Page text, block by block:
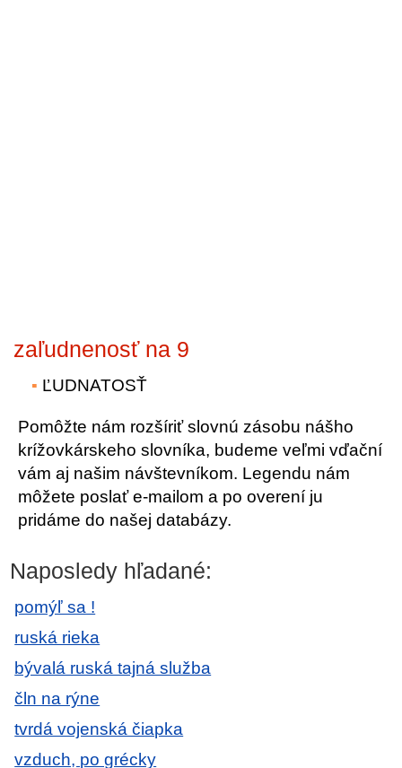
zaľudnenosť na 9
ĽUDNATOSŤ
Pomôžte nám rozšíriť slovnú zásobu nášho
krížovkárskeho slovníka, budeme veľmi vďační
vám aj našim návštevníkom. Legendu nám
môžete poslať e-mailom a po overení ju
pridáme do našej databázy.
Naposledy hľadané:
pomýľ sa !
ruská rieka
bývalá ruská tajná služba
čln na rýne
tvrdá vojenská čiapka
vzduch, po grécky